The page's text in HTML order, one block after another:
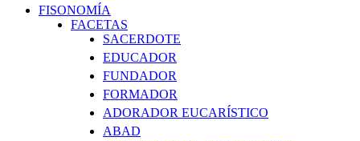
FISONOMÍA
FACETAS
SACERDOTE
EDUCADOR
FUNDADOR
FORMADOR
ADORADOR EUCARÍSTICO
ABAD